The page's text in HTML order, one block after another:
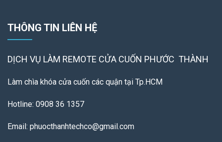
THÔNG TIN LIÊN HỆ
DỊCH VỤ LÀM REMOTE CỬA CUỐN PHƯỚC THÀNH
Làm chìa khóa cửa cuốn các quận tại Tp.HCM
Hotline: 0908 36 1357
Email: phuocthanhtechco@gmail.com